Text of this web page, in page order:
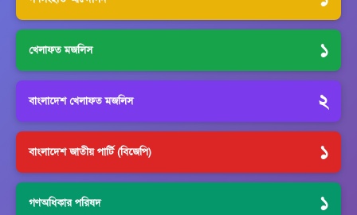
খেলাফত মজলিস ১
বাংলাদেশ খেলাফত মজলিস ২
বাংলাদেশ জাতীয় পার্টি (বিজেপি) ১
গণঅধিকার পরিষদ ১